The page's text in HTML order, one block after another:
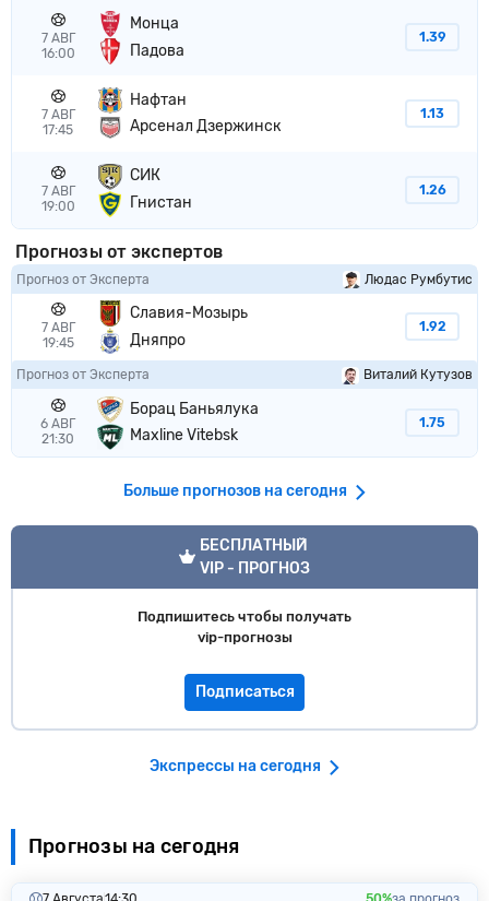
7 АВГ
16:00
Монца
Падова
1.39
7 АВГ
17:45
Нафтан
Арсенал Дзержинск
1.13
7 АВГ
19:00
СИК
Гнистан
1.26
Прогнозы от экспертов
Прогноз от Эксперта Людас Румбутис
7 АВГ
19:45
Славия-Мозырь
Дняпро
1.92
Прогноз от Эксперта Виталий Кутузов
6 АВГ
21:30
Борац Баньялука
Maxline Vitebsk
1.75
Больше прогнозов на сегодня
VIP прогноз
БЕСПЛАТНЫЙ
VIP - ПРОГНОЗ
Подпишитесь чтобы получать
vip-прогнозы
Подписаться
Экспрессы на сегодня
Прогнозы на сегодня